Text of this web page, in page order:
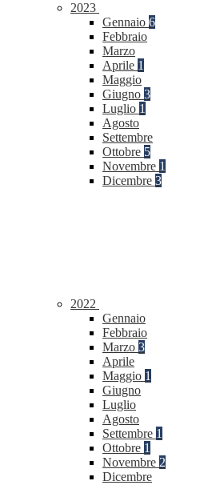
2023
Gennaio 6
Febbraio
Marzo
Aprile 1
Maggio
Giugno 3
Luglio 1
Agosto
Settembre
Ottobre 5
Novembre 1
Dicembre 3
2022
Gennaio
Febbraio
Marzo 3
Aprile
Maggio 1
Giugno
Luglio
Agosto
Settembre 1
Ottobre 1
Novembre 2
Dicembre